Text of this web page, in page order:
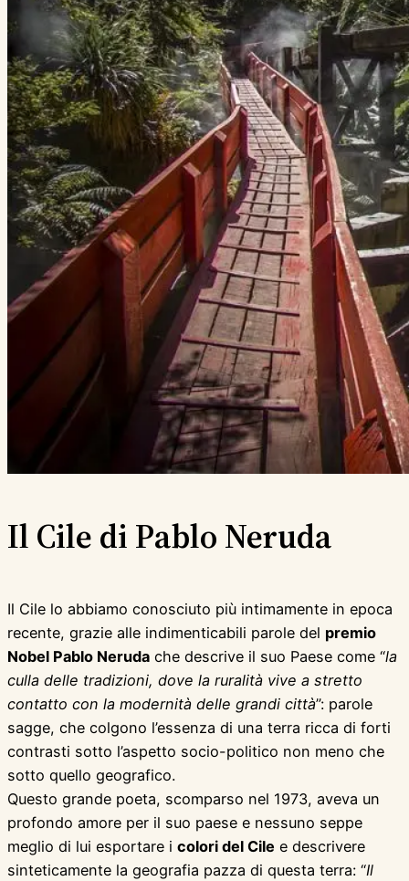
Il Cile di Pablo Neruda
Il Cile lo abbiamo conosciuto più intimamente in epoca
recente, grazie alle indimenticabili parole del premio
Nobel Pablo Neruda che descrive il suo Paese come “la
culla delle tradizioni, dove la ruralità vive a stretto
contatto con la modernità delle grandi città”: parole
sagge, che colgono l’essenza di una terra ricca di forti
contrasti sotto l’aspetto socio-politico non meno che
sotto quello geografico.
Questo grande poeta, scomparso nel 1973, aveva un
profondo amore per il suo paese e nessuno seppe
meglio di lui esportare i colori del Cile e descrivere
sinteticamente la geografia pazza di questa terra: “Il